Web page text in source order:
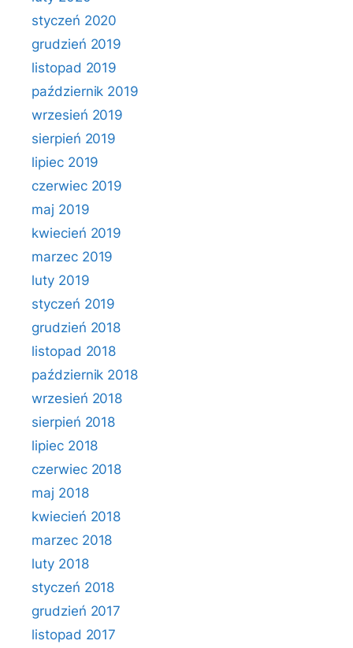
styczeń 2020
grudzień 2019
listopad 2019
październik 2019
wrzesień 2019
sierpień 2019
lipiec 2019
czerwiec 2019
maj 2019
kwiecień 2019
marzec 2019
luty 2019
styczeń 2019
grudzień 2018
listopad 2018
październik 2018
wrzesień 2018
sierpień 2018
lipiec 2018
czerwiec 2018
maj 2018
kwiecień 2018
marzec 2018
luty 2018
styczeń 2018
grudzień 2017
listopad 2017